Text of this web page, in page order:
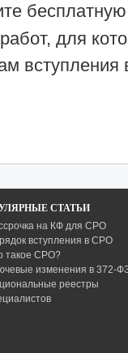
для
СТАТЬИ
на КФ для СРО
вступления в СРО
такое СРО?
изменения в 372-
реестры